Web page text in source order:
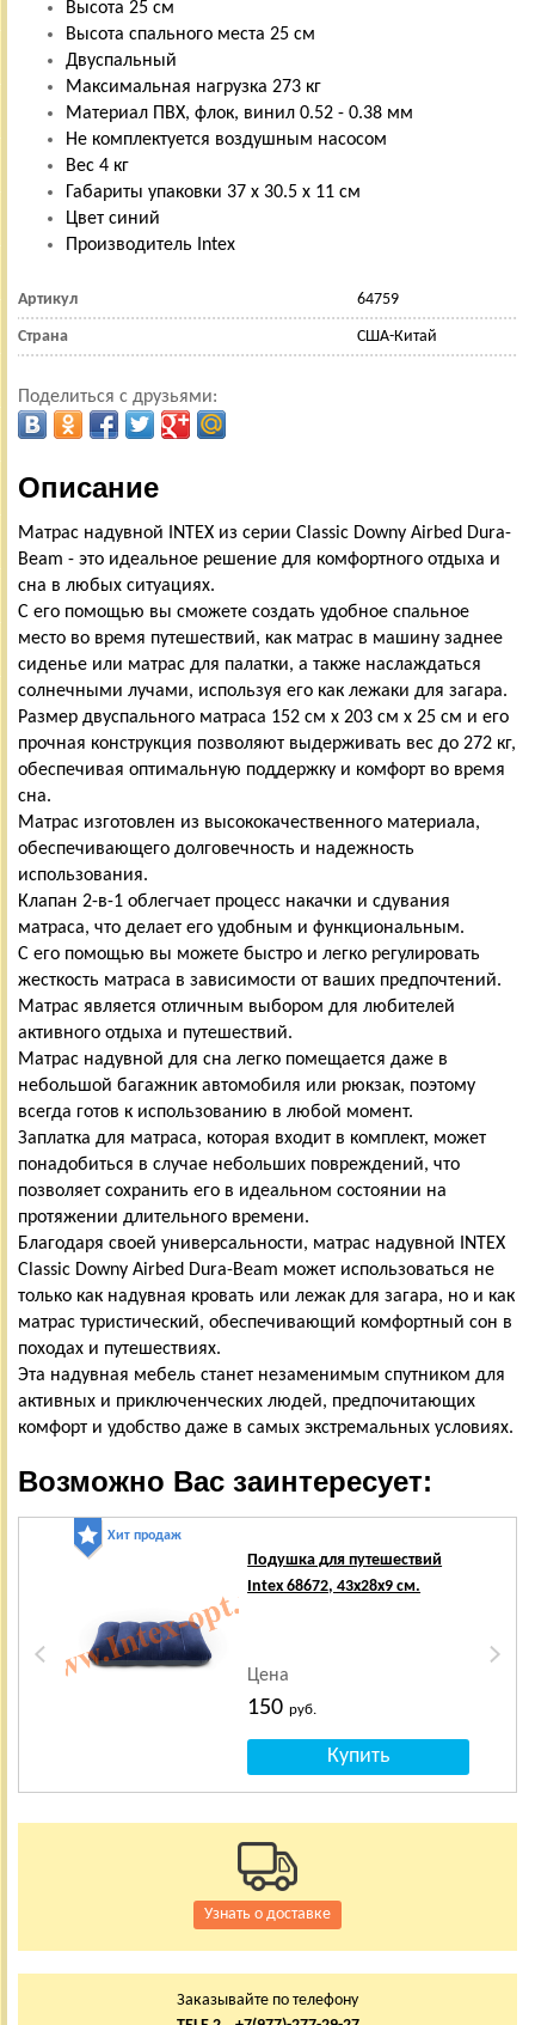
Высота 25 см
Высота спального места 25 см
Двуспальный
Максимальная нагрузка 273 кг
Материал ПВХ, флок, винил 0.52 - 0.38 мм
Не комплектуется воздушным насосом
Вес 4 кг
Габариты упаковки 37 х 30.5 х 11 см
Цвет синий
Производитель Intex
Артикул 64759
Страна США-Китай
Поделиться с друзьями:
Описание
Матрас надувной INTEX из серии Classic Downy Airbed Dura-
Beam - это идеальное решение для комфортного отдыха и
сна в любых ситуациях.
С его помощью вы сможете создать удобное спальное
место во время путешествий, как матрас в машину заднее
сиденье или матрас для палатки, а также наслаждаться
солнечными лучами, используя его как лежаки для загара.
Размер двуспального матраса 152 см х 203 см х 25 см и его
прочная конструкция позволяют выдерживать вес до 272 кг,
обеспечивая оптимальную поддержку и комфорт во время
сна.
Матрас изготовлен из высококачественного материала,
обеспечивающего долговечность и надежность
использования.
Клапан 2-в-1 облегчает процесс накачки и сдувания
матраса, что делает его удобным и функциональным.
С его помощью вы можете быстро и легко регулировать
жесткость матраса в зависимости от ваших предпочтений.
Матрас является отличным выбором для любителей
активного отдыха и путешествий.
Матрас надувной для сна легко помещается даже в
небольшой багажник автомобиля или рюкзак, поэтому
всегда готов к использованию в любой момент.
Заплатка для матраса, которая входит в комплект, может
понадобиться в случае небольших повреждений, что
позволяет сохранить его в идеальном состоянии на
протяжении длительного времени.
Благодаря своей универсальности, матрас надувной INTEX
Classic Downy Airbed Dura-Beam может использоваться не
только как надувная кровать или лежак для загара, но и как
матрас туристический, обеспечивающий комфортный сон в
походах и путешествиях.
Эта надувная мебель станет незаменимым спутником для
активных и приключенческих людей, предпочитающих
комфорт и удобство даже в самых экстремальных условиях.
Возможно Вас заинтересует:
Хит продаж
Подушка для путешествий
Intex 68672, 43х28х9 см.
Цена
150руб.
Узнать о доставке
Заказывайте по телефону